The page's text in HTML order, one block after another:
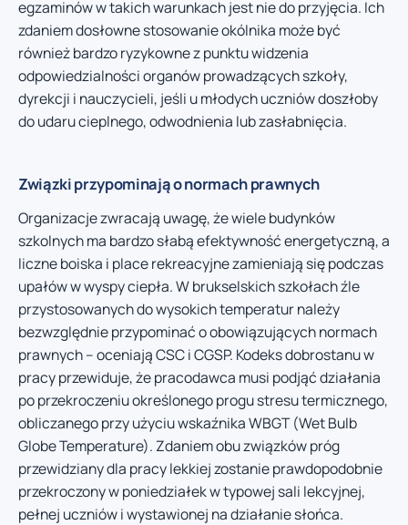
egzaminów w takich warunkach jest nie do przyjęcia. Ich
zdaniem dosłowne stosowanie okólnika może być
również bardzo ryzykowne z punktu widzenia
odpowiedzialności organów prowadzących szkoły,
dyrekcji i nauczycieli, jeśli u młodych uczniów doszłoby
do udaru cieplnego, odwodnienia lub zasłabnięcia.
Związki przypominają o normach prawnych
Organizacje zwracają uwagę, że wiele budynków
szkolnych ma bardzo słabą efektywność energetyczną, a
liczne boiska i place rekreacyjne zamieniają się podczas
upałów w wyspy ciepła. W brukselskich szkołach źle
przystosowanych do wysokich temperatur należy
bezwzględnie przypominać o obowiązujących normach
prawnych – oceniają CSC i CGSP. Kodeks dobrostanu w
pracy przewiduje, że pracodawca musi podjąć działania
po przekroczeniu określonego progu stresu termicznego,
obliczanego przy użyciu wskaźnika WBGT (Wet Bulb
Globe Temperature). Zdaniem obu związków próg
przewidziany dla pracy lekkiej zostanie prawdopodobnie
przekroczony w poniedziałek w typowej sali lekcyjnej,
pełnej uczniów i wystawionej na działanie słońca.